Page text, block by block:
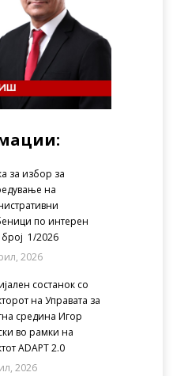
за избор за
на
по интерен
број 1/2026
2026
состанок со
на Управата за
средина Игор
во рамки на
ADAPT 2.0
2026